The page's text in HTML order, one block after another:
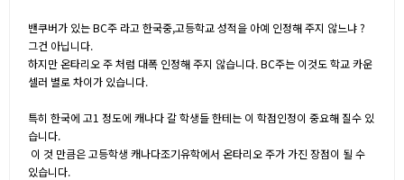
밴쿠버가 있는 BC주 라고 한국중,고등학교 성적을 아예 인정해 주지 않느냐 ?
그건 아닙니다.
하지만 온타리오 주 처럼 대폭 인정해 주지 않습니다. BC주는 이것도 학교 카운
셀러 별로 차이가 있습니다.
특히 한국에 고1 정도에 캐나다 갈 학생들 한테는 이 학점인정이 중요해 질수 있
습니다.
이 것 만큼은 고등학생 캐나다조기유학에서 온타리오 주가 가진 장점이 될 수
있습니다.